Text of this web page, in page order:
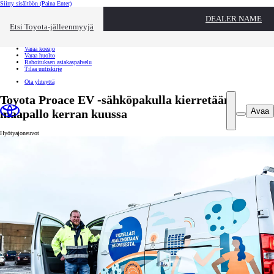
Siirry sisältöön (Paina Enter)
Etsi Toyota-jälleenmyyjä
DEALER NAME
Toyota palvelee Sulje
Varaa koeajo
Varaa huolto
Rahoituksen asiakaspalvelu
Tilaa uutiskirje
Ota yhteyttä
Avaa
Toyota Proace EV -sähköpakulla kierretään
maapallo kerran kuussa
Hyötyajoneuvot